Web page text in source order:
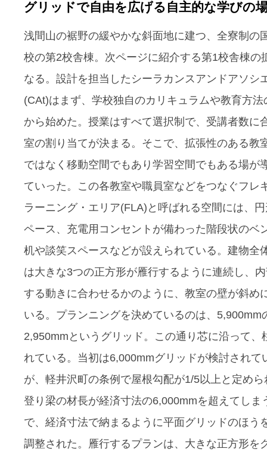
グリッドで自由を広げる自主的な学びの
浅間山の裾野の緩やかな斜面地に建つ、全寮制の
校の第2校舎棟。次ページに紹介する第1校舎棟の
なる。設計を担当したシーラカンスアンドアソシ
(CAt)はまず、学校独自のカリキュラムや教育方法
から始めた。授業はすべて選択制で、受講者数に
室の割り当てが決まる。そこで、拡張性のある教
ではなく移動空間でもあり学習空間でもある場が
ていった。この各教室や職員室などをつなぐフレ
ラーニング・エリア(FLA)と呼ばれる空間には、
ペース、充電用コンセントが備わった階段状のベ
机や談笑スペースなどが設えられている。建物全
は大きな3つの正方形が雁行するように連続し、
する動きに合わせるかのように、教室の壁が斜め
いる。プランニングを決めているのは、5,900mm
2,950mmというグリッド。この通り芯に沿って、
れている。当初は6,000mmグリッドが検討されて
が、軽井沢町の条例で屋根勾配が1/5以上と定め
登り梁の材長が経済寸法の6,000mmを超えてしま
で、経済寸法で納まるように平面グリッドのほう
調整された。雁行するプランは、大きな正方形を